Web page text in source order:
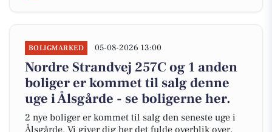
BOLIGMARKED 05-08-2026 13:00
Nordre Strandvej 257C og 1 anden
boliger er kommet til salg denne
uge i Ålsgårde - se boligerne her.
2 nye boliger er kommet til salg den seneste uge i
Ålsgårde. Vi giver dig her det fulde overblik over,